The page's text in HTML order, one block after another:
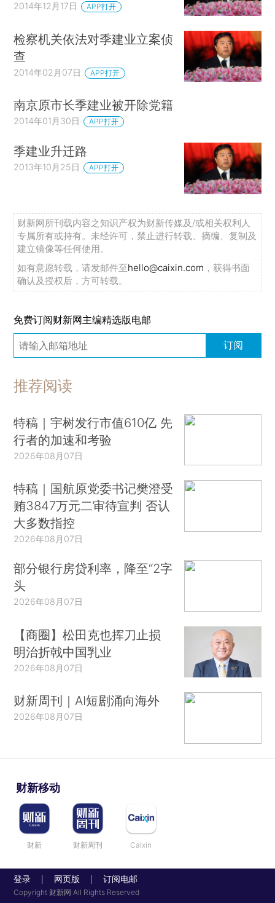
2014年12月17日 APP打开
检察机关依法对季建业立案侦
查
2014年02月07日 APP打开
南京原市长季建业被开除党籍
2014年01月30日 APP打开
季建业升迁路
2013年10月25日 APP打开
财新网所刊载内容之知识产权为财新传媒及/或相关权利人
专属所有或持有。未经许可，禁止进行转载、摘编、复制及
建立镜像等任何使用。
如有意愿转载，请发邮件至hello@caixin.com ，获得书面
确认及授权后，方可转载。
免费订阅财新网主编精选版电邮
订阅
推荐阅读
特稿｜宇树发行市值610亿 先
行者的加速和考验
2026年08月07日
特稿｜国航原党委书记樊澄受
贿3847万元二审待宣判 否认
大多数指控
2026年08月07日
部分银行房贷利率，降至“2字
头
2026年08月07日
【商圈】松田克也挥刀止损
明治折戟中国乳业
2026年08月07日
财新周刊｜AI短剧涌向海外
2026年08月07日
财新移动
财新 财新周刊 Caixin
登录 网页版 订阅电邮
Copyright 财新网 All Rights Reserved